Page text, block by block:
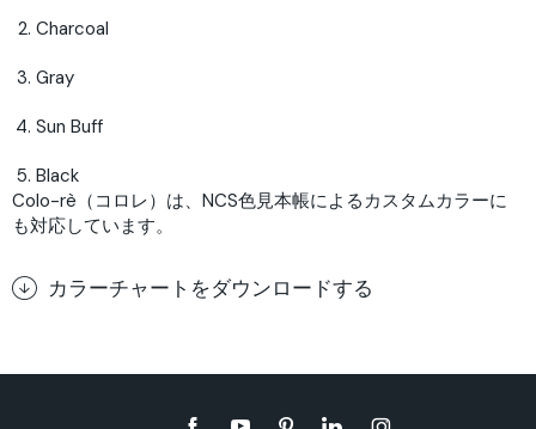
Charcoal
Gray
Sun Buff
Black
Colo-rè（コロレ）は、NCS色見本帳によるカスタムカラーに
も対応しています。
カラーチャートをダウンロードする